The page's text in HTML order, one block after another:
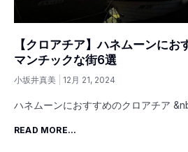
【クロアチア】ハネムーンにお
マンチックな街6選
小坂井真美 12月 21, 2024
ハネムーンにおすすめのクロアチア
READ MORE...